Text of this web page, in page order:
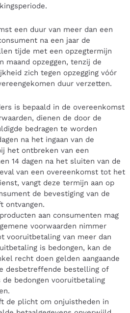
een duur van meer dan een
na een jaar de
tijde met een opzegtermijn
maand opzeggen, tenzij de
zich tegen opzegging vóór
duur verzetten.
is bepaald in de overeenkomst
dienen de door de
bedragen te worden
na het ingaan van de
het ontbreken van een
14 dagen na het sluiten van de
van een overeenkomst tot het
vangt deze termijn aan op
de bevestiging van de
ontvangen.
aan consumenten mag
voorwaarden nimmer
vooruitbetaling van meer dan
is bedongen, kan de
recht doen gelden aangaande
desbetreffende bestelling of
de bedongen vooruitbetaling
de plicht om onjuistheden in